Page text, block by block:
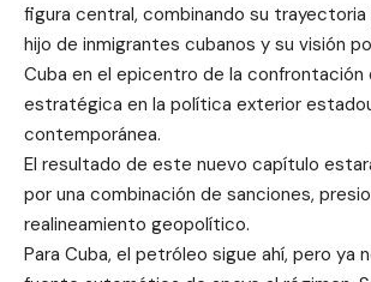
figura central, combinando su
hijo de inmigrantes cubanos y su visión
Cuba en el epicentro de la confrontación
estratégica en la política exterior
contemporánea.
El resultado de este nuevo capítulo
por una combinación de sanciones,
realineamiento geopolítico.
Para Cuba, el petróleo sigue ahí, pero ya